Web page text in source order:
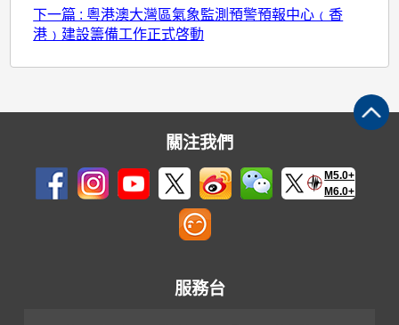
下一篇 : 粵港澳大灣區氣象監測預警預報中心﹙香
港﹚建設籌備工作正式啓動
關注我們
M5.0+
M6.0+
服務台